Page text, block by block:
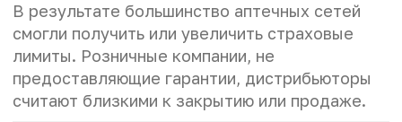
В результате большинство аптечных сетей
смогли получить или увеличить страховые
лимиты. Розничные компании, не
предоставляющие гарантии, дистрибьюторы
считают близкими к закрытию или продаже.